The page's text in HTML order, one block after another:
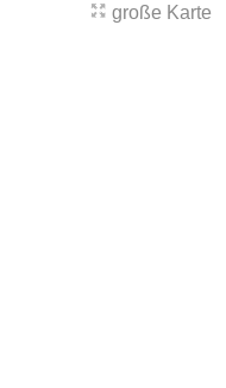
große Karte